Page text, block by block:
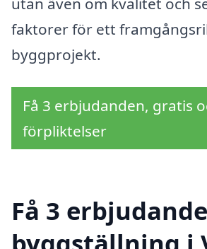
faktorer för ett
byggprojekt.
Få 3 erbjudanden, gratis
förpliktelser
Få 3